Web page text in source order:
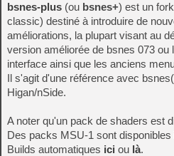
bsnes-plus (ou bsnes+) est un
classic) destiné à introduire de
améliorations, la plupart visant au
version améliorée de bsnes 073 ou
interface ainsi que les anciens
Il s'agit d'une référence avec bsnes(
Higan/nSide.
A noter qu'un pack de shaders est
Des packs MSU-1 sont disponibles
Builds automatiques ici ou là.